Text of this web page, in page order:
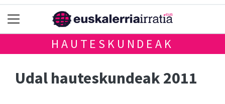
HAUTESKUNDEAK
Udal hauteskundeak 2011